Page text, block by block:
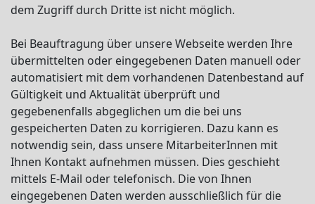
dem Zugriff durch Dritte ist nicht möglich.
Bei Beauftragung über unsere Webseite werden Ihre
übermittelten oder eingegebenen Daten manuell oder
automatisiert mit dem vorhandenen Datenbestand auf
Gültigkeit und Aktualität überprüft und
gegebenenfalls abgeglichen um die bei uns
gespeicherten Daten zu korrigieren. Dazu kann es
notwendig sein, dass unsere MitarbeiterInnen mit
Ihnen Kontakt aufnehmen müssen. Dies geschieht
mittels E-Mail oder telefonisch. Die von Ihnen
eingegebenen Daten werden ausschließlich für die